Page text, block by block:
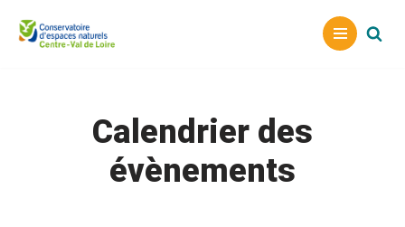
Aller
Calendrier des
évènements